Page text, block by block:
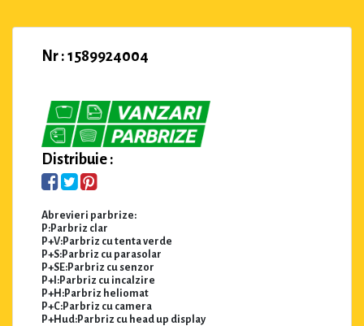
Nr : 1589924004
Distribuie :
Abrevieri parbrize:
P:Parbriz clar
P+V:Parbriz cu tenta verde
P+S:Parbriz cu parasolar
P+SE:Parbriz cu senzor
P+I:Parbriz cu incalzire
P+H:Parbriz heliomat
P+C:Parbriz cu camera
P+Hud:Parbriz cu head up display